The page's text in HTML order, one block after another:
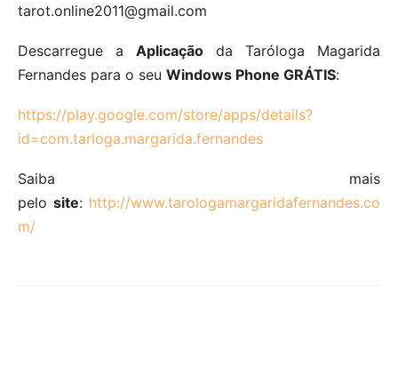
tarot.online2011@gmail.com
Descarregue a Aplicação da Taróloga Magarida
Fernandes para o seu Windows Phone GRÁTIS:
https://play.google.com/store/apps/details?
id=com.tarloga.margarida.fernandes
Saiba mais
pelo site: http://www.tarologamargaridafernandes.co
m/